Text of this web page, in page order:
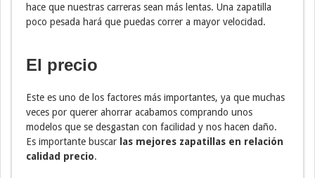
hace que nuestras carreras sean más lentas. Una zapatilla
poco pesada hará que puedas correr a mayor velocidad.
El precio
Este es uno de los factores más importantes, ya que muchas
veces por querer ahorrar acabamos comprando unos
modelos que se desgastan con facilidad y nos hacen daño.
Es importante buscar las mejores zapatillas en relación
calidad precio.